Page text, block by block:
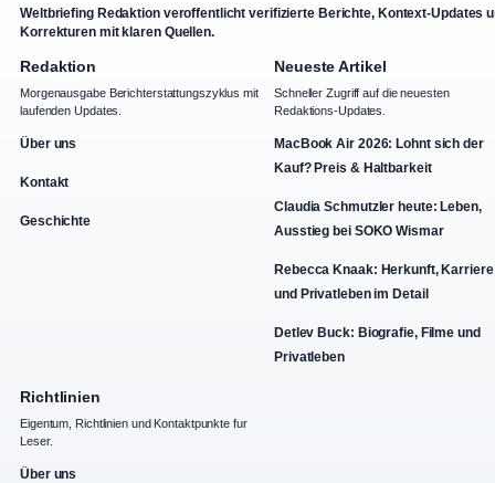
Weltbriefing Redaktion veroffentlicht verifizierte Berichte, Kontext-Updates
Korrekturen mit klaren Quellen.
Redaktion
Morgenausgabe Berichterstattungszyklus mit
laufenden Updates.
Über uns
Kontakt
Geschichte
Neueste Artikel
Schneller Zugriff auf die neuesten
Redaktions-Updates.
MacBook Air 2026: Lohnt sich der
Kauf? Preis & Haltbarkeit
Claudia Schmutzler heute: Leben,
Ausstieg bei SOKO Wismar
Rebecca Knaak: Herkunft, Karriere
und Privatleben im Detail
Detlev Buck: Biografie, Filme und
Privatleben
Richtlinien
Eigentum, Richtlinien und Kontaktpunkte fur
Leser.
Über uns